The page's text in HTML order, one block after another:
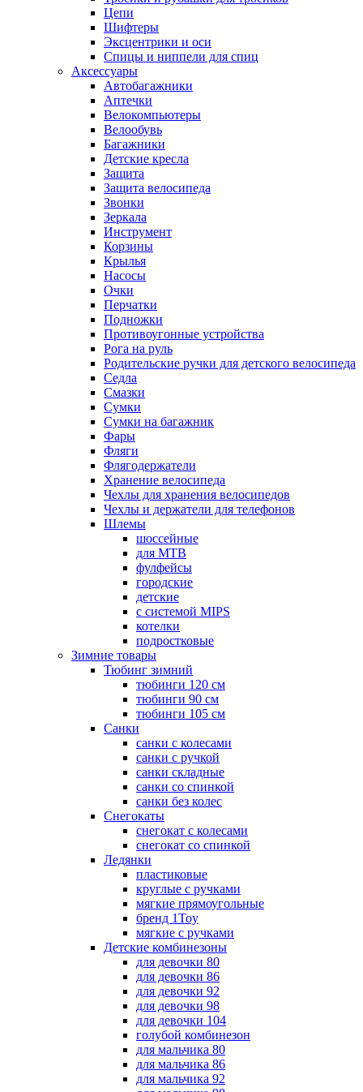
Цепи
Шифтеры
Эксцентрики и оси
Спицы и ниппели для спиц
Аксессуары
Автобагажники
Аптечки
Велокомпьютеры
Велообувь
Багажники
Детские кресла
Защита
Защита велосипеда
Звонки
Зеркала
Инструмент
Корзины
Крылья
Насосы
Очки
Перчатки
Подножки
Противоугонные устройства
Рога на руль
Родительские ручки для детского велосипеда
Седла
Смазки
Сумки
Сумки на багажник
Фары
Фляги
Флягодержатели
Хранение велосипеда
Чехлы для хранения велосипедов
Чехлы и держатели для телефонов
Шлемы
шоссейные
для MTB
фулфейсы
городские
детские
с системой MIPS
котелки
подростковые
Зимние товары
Тюбинг зимний
тюбинги 120 см
тюбинги 90 см
тюбинги 105 см
Санки
санки с колесами
санки с ручкой
санки складные
санки со спинкой
санки без колес
Снегокаты
снегокат с колесами
снегокат со спинкой
Ледянки
пластиковые
круглые с ручками
мягкие прямоугольные
бренд 1Toy
мягкие с ручками
Детские комбинезоны
для девочки 80
для девочки 86
для девочки 92
для девочки 98
для девочки 104
голубой комбинезон
для мальчика 80
для мальчика 86
для мальчика 92